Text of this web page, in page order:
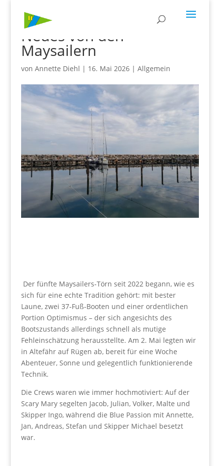
Neues von den
Maysailern
von Annette Diehl | 16. Mai 2026| Allgemein
Der fünfte Maysailers‑Törn seit 2022 begann, wie es
sich für eine echte Tradition gehört: mit bester
Laune, zwei 37‑Fuß‑Booten und einer ordentlichen
Portion Optimismus – der sich angesichts des
Bootszustands allerdings schnell als mutige
Fehleinschätzung herausstellte. Am 2. Mai legten wir
in Altefähr auf Rügen ab, bereit für eine Woche
Abenteuer, Sonne und gelegentlich funktionierende
Technik.
Die Crews waren wie immer hochmotiviert: Auf der
Scary Mary segelten Jacob, Julian, Volker, Malte und
Skipper Ingo, während die Blue Passion mit Annette,
Jan, Andreas, Stefan und Skipper Michael besetzt
war.